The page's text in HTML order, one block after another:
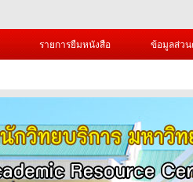
รายการยืมหนังสือ ข้อมูลส่ว